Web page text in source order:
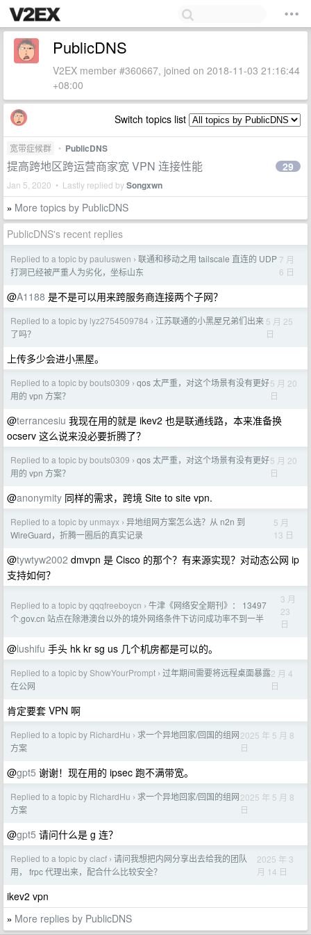
PublicDNS
V2EX member #360667, joined on 2018-11-03 21:16:44
+08:00
Switch topics list
宽带症候群 • PublicDNS
提高跨地区跨运营商家宽 VPN 连接性能
Jan 5, 2020 • Lastly replied bySongxwn
29
» More topics by PublicDNS
PublicDNS's recent replies
Replied to a topic by pauluswen › 联通和移动之用 tailscale 直连的 UDP
打洞已经被严重人为劣化，坐标山东
7 月
6 日
@A1188 是不是可以用来跨服务商连接两个子网？
Replied to a topic by lyz2754509784 › 江苏联通的小黑屋兄弟们出来
了吗？
5 月 25
日
上传多少会进小黑屋。
Replied to a topic by bouts0309 › qos 太严重，对这个场景有没有更好
用的 vpn 方案？
5 月 20
日
@terrancesiu 我现在用的就是 ikev2 也是联通线路，本来准备换
ocserv 这么说来没必要折腾了？
Replied to a topic by bouts0309 › qos 太严重，对这个场景有没有更好
用的 vpn 方案？
5 月 20
日
@anonymity 同样的需求，跨境 Site to site vpn.
Replied to a topic by unmayx › 异地组网方案怎么选？从 n2n 到
WireGuard，折腾一圈后的真实记录
5 月
13 日
@tywtyw2002 dmvpn 是 Cisco 的那个？有来源实现？对动态公网 ip
支持如何？
Replied to a topic by qqqfreeboycn › 牛津《网络安全期刊》： 13497
个.gov.cn 站点在除港澳台以外的境外网络条件下访问成功率不到一半
3 月
23
日
@lushifu 手头 hk kr sg us 几个机房都是可以的。
Replied to a topic by ShowYourPrompt › 过年期间需要将远程桌面暴露
在公网
2 月 4
日
肯定要套 VPN 啊
Replied to a topic by RichardHu › 求一个异地回家/回国的组网
方案
2025 年 5 月 8
日
@gpt5 谢谢！现在用的 ipsec 跑不满带宽。
Replied to a topic by RichardHu › 求一个异地回家/回国的组网
方案
2025 年 5 月 8
日
@gpt5 请问什么是 g 连？
Replied to a topic by clacf › 请问我想把内网分享出去给我的团队
用， frpc 代理出来，配合什么比较安全？
2025 年 3
月 14 日
ikev2 vpn
» More replies by PublicDNS